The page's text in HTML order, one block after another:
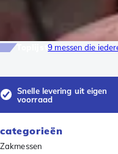
Toplijst9 messen die
Snelle levering uit eigen
voorraad
categorieën
Zakmessen